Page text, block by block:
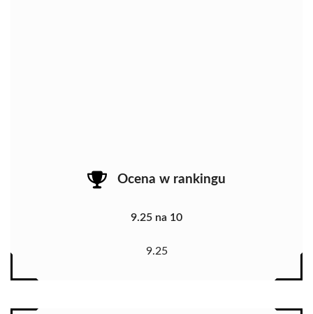
Ocena w rankingu
9.25 na 10
9.25